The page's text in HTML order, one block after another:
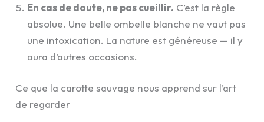
En cas de doute, ne pas cueillir. C’est la règle
absolue. Une belle ombelle blanche ne vaut pas
une intoxication. La nature est généreuse — il y
aura d’autres occasions.
Ce que la carotte sauvage nous apprend sur l’art
de regarder